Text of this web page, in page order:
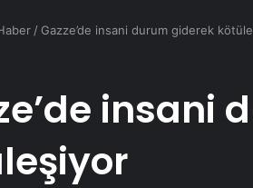
/ Gazze’de insani durum giderek
insani